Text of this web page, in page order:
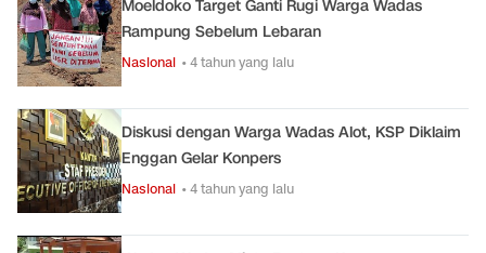
Moeldoko Target Ganti Rugi Warga Wadas
Rampung Sebelum Lebaran
Nasional • 4 tahun yang lalu
Diskusi dengan Warga Wadas Alot, KSP Diklaim
Enggan Gelar Konpers
Nasional • 4 tahun yang lalu